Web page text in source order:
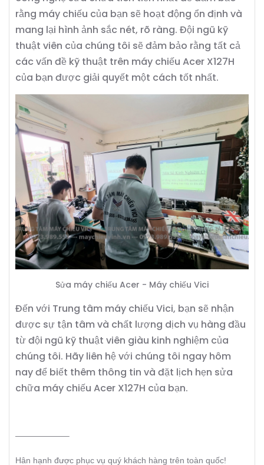
rằng máy chiếu của bạn sẽ hoạt động ổn định và
mang lại hình ảnh sắc nét, rõ ràng. Đội ngũ kỹ
thuật viên của chúng tôi sẽ đảm bảo rằng tất cả
các vấn đề kỹ thuật trên máy chiếu Acer X127H
của bạn được giải quyết một cách tốt nhất.
Sửa máy chiếu Acer - Máy chiếu Vici
Đến với Trung tâm máy chiếu Vici, bạn sẽ nhận
được sự tận tâm và chất lượng dịch vụ hàng đầu
từ đội ngũ kỹ thuật viên giàu kinh nghiệm của
chúng tôi. Hãy liên hệ với chúng tôi ngay hôm
nay để biết thêm thông tin và đặt lịch hẹn sửa
chữa máy chiếu Acer X127H của bạn.
——————–
Hân hạnh được phục vụ quý khách hàng trên toàn quốc!